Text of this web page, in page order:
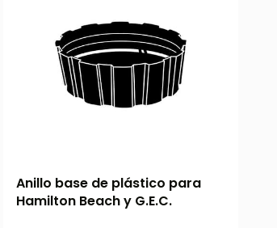
Anillo base de plástico para
Hamilton Beach y G.E.C.